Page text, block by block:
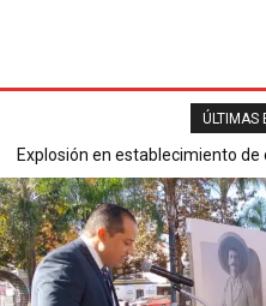
ÚLTIMAS
Explosión en establecimiento
mortales y
Secretaría de Seguridad
del